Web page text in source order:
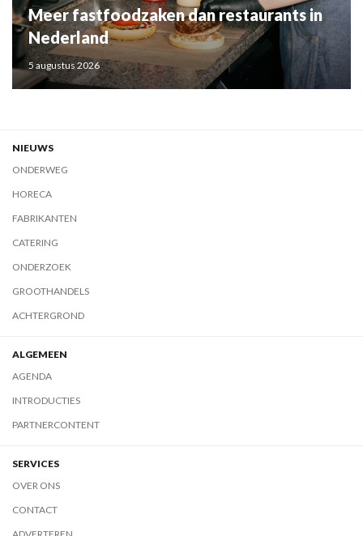
Meer fastfoodzaken dan restaurants in
Nederland
5 augustus 2026
NIEUWS
ONDERWEG
HORECA
FABRIKANTEN
CATERING
ONDERZOEK
GROOTHANDELS
ACHTERGROND
ALGEMEEN
AGENDA
INTRODUCTIES
PARTNERCONTENT
SERVICES
OVER ONS
CONTACT